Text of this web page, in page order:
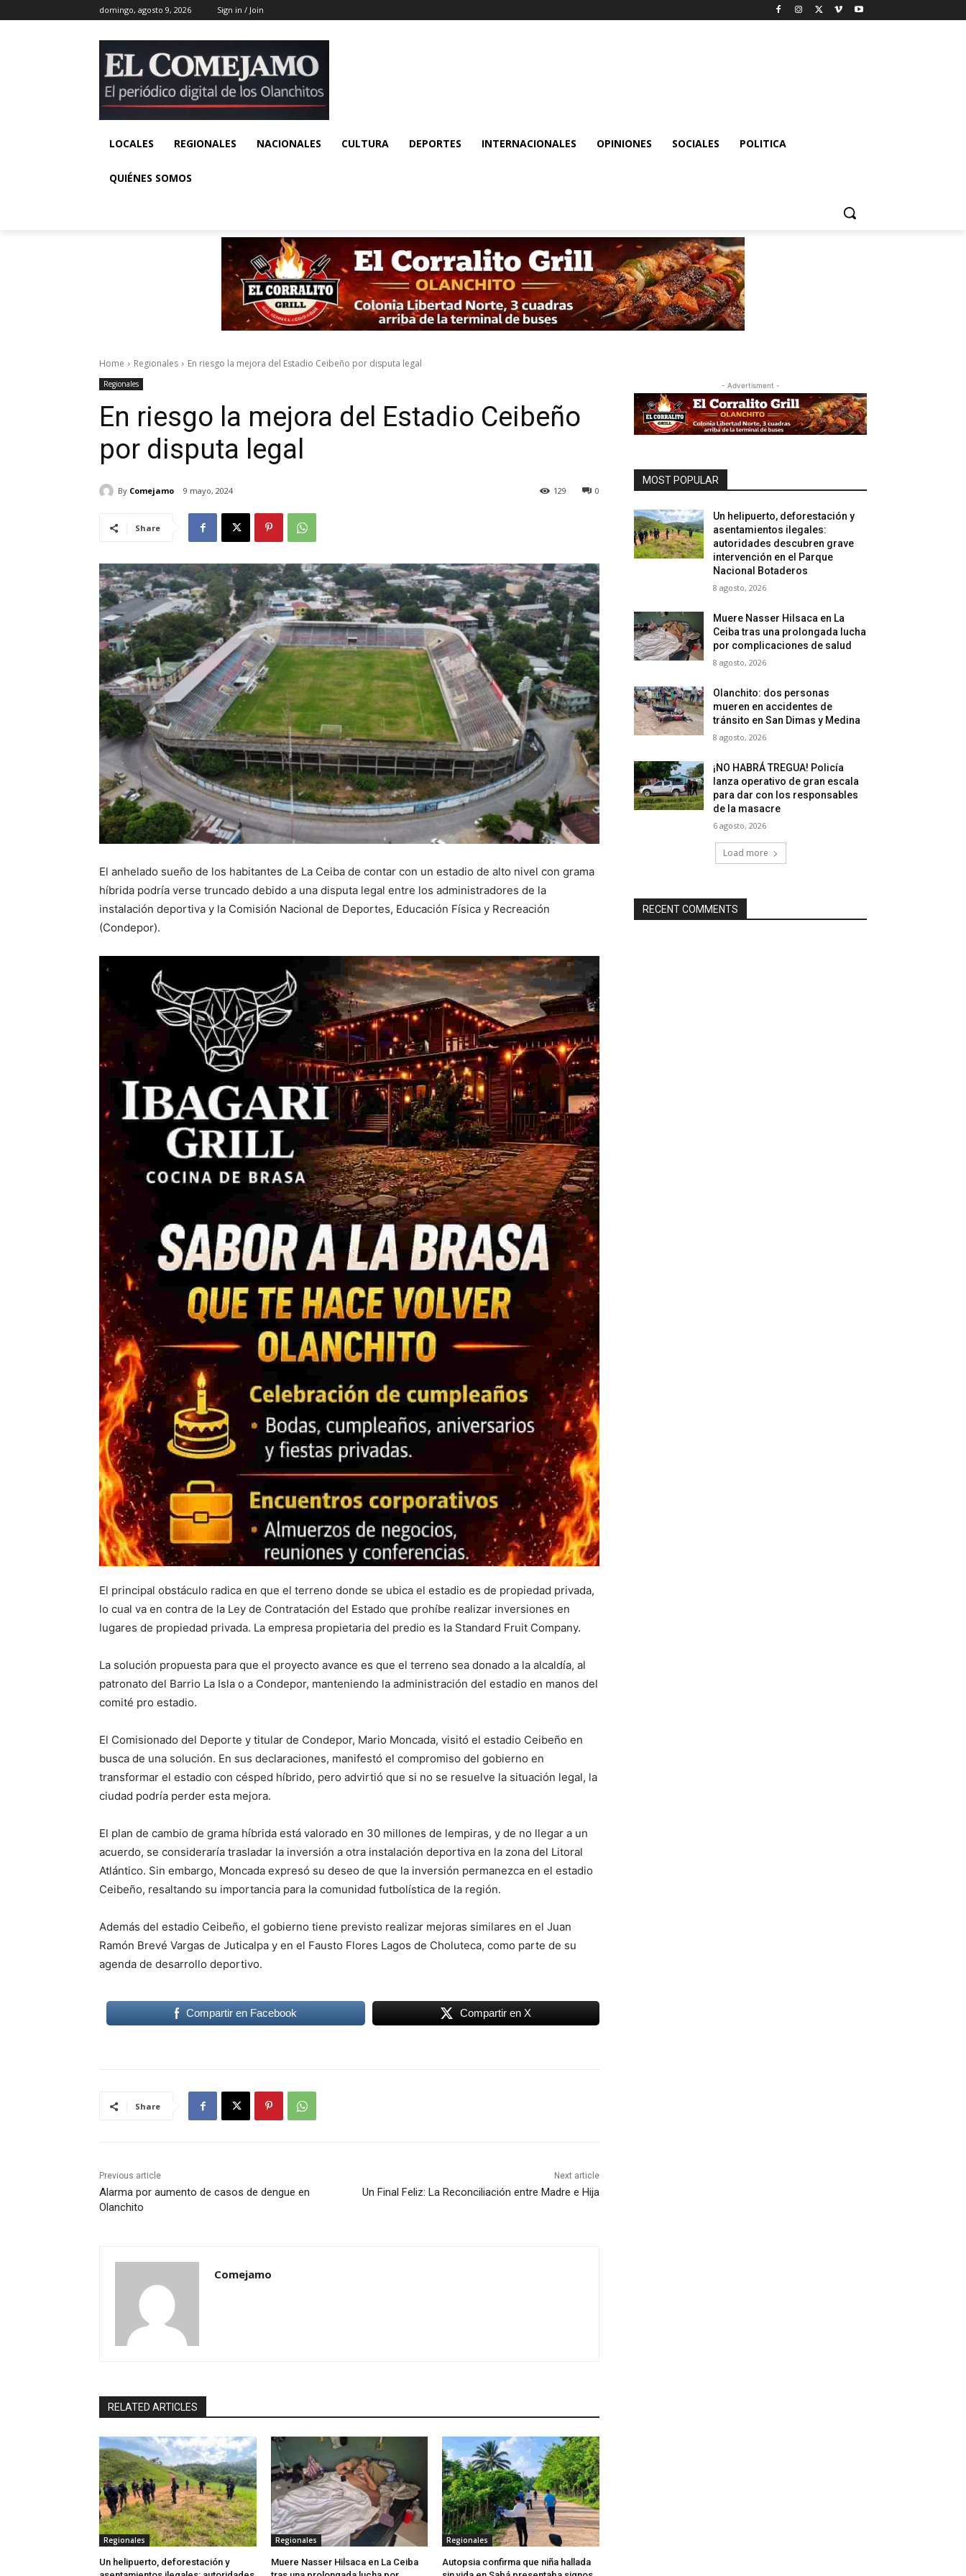
domingo, agosto 9, 2026 Sign in / Join
LOCALES REGIONALES NACIONALES CULTURA DEPORTES INTERNACIONALES OPINIONES SOCIALES POLITICA
QUIÉNES SOMOS
Home Regionales En riesgo la mejora del Estadio Ceibeño por disputa legal
Regionales
En riesgo la mejora del Estadio Ceibeño
por disputa legal
By Comejamo 9 mayo, 2024 0
129
Share
El anhelado sueño de los habitantes de La Ceiba de contar con un estadio de alto nivel con grama
híbrida podría verse truncado debido a una disputa legal entre los administradores de la
instalación deportiva y la Comisión Nacional de Deportes, Educación Física y Recreación
(Condepor).
El principal obstáculo radica en que el terreno donde se ubica el estadio es de propiedad privada,
lo cual va en contra de la Ley de Contratación del Estado que prohíbe realizar inversiones en
lugares de propiedad privada. La empresa propietaria del predio es la Standard Fruit Company.
La solución propuesta para que el proyecto avance es que el terreno sea donado a la alcaldía, al
patronato del Barrio La Isla o a Condepor, manteniendo la administración del estadio en manos del
comité pro estadio.
El Comisionado del Deporte y titular de Condepor, Mario Moncada, visitó el estadio Ceibeño en
busca de una solución. En sus declaraciones, manifestó el compromiso del gobierno en
transformar el estadio con césped híbrido, pero advirtió que si no se resuelve la situación legal, la
ciudad podría perder esta mejora.
El plan de cambio de grama híbrida está valorado en 30 millones de lempiras, y de no llegar a un
acuerdo, se consideraría trasladar la inversión a otra instalación deportiva en la zona del Litoral
Atlántico. Sin embargo, Moncada expresó su deseo de que la inversión permanezca en el estadio
Ceibeño, resaltando su importancia para la comunidad futbolística de la región.
Además del estadio Ceibeño, el gobierno tiene previsto realizar mejoras similares en el Juan
Ramón Brevé Vargas de Juticalpa y en el Fausto Flores Lagos de Choluteca, como parte de su
agenda de desarrollo deportivo.
Compartir en Facebook Compartir en X
Share
Previous article
Alarma por aumento de casos de dengue en
Olanchito
Next article
Un Final Feliz: La Reconciliación entre Madre e Hija
Comejamo
RELATED ARTICLES
Regionales
Un helipuerto, deforestación y
Regionales
Muere Nasser Hilsaca en La Ceiba
Regionales
Autopsia confirma que niña hallada
- Advertisment -
MOST POPULAR
Un helipuerto, deforestación y
asentamientos ilegales:
autoridades descubren grave
intervención en el Parque
Nacional Botaderos
8 agosto, 2026
Muere Nasser Hilsaca en La
Ceiba tras una prolongada lucha
por complicaciones de salud
8 agosto, 2026
Olanchito: dos personas
mueren en accidentes de
tránsito en San Dimas y Medina
8 agosto, 2026
¡NO HABRÁ TREGUA! Policía
lanza operativo de gran escala
para dar con los responsables
de la masacre
6 agosto, 2026
Load more
RECENT COMMENTS